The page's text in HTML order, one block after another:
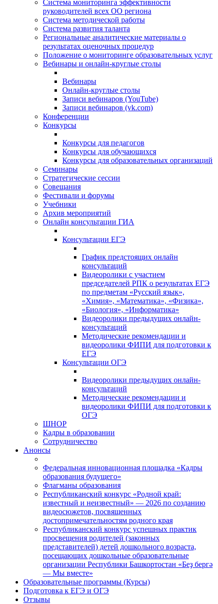
Система мониторинга эффективности
руководителей всех ОО региона
Система методической работы
Система развития таланта
Региональные аналитические материалы о
результатах оценочных процедур
Положение о мониторинге образовательных услуг
Вебинары и онлайн-круглые столы
Вебинары
Онлайн-круглые столы
Записи вебинаров (YouTube)
Записи вебинаров (vk.com)
Конференции
Конкурсы
Конкурсы для педагогов
Конкурсы для обучающихся
Конкурсы для образовательных организаций
Семинары
Стратегические сессии
Совещания
Фестивали и форумы
Учебники
Архив мероприятий
Онлайн консультации ГИА
Консультации ЕГЭ
График предстоящих онлайн
консультаций
Видеоролики с участием
председателей РПК о результатах ЕГЭ
по предметам «Русский язык»,
«Химия», «Математика», «Физика»,
«Биология», «Информатика»
Видеоролики предыдущих онлайн-
консультаций
Методические рекомендации и
видеоролики ФИПИ для подготовки к
ЕГЭ
Консультации ОГЭ
Видеоролики предыдущих онлайн-
консультаций
Методические рекомендации и
видеоролики ФИПИ для подготовки к
ОГЭ
ШНОР
Кадры в образовании
Сотрудничество
Анонсы
Федеральная инновационная площадка «Кадры
образования будущего»
Флагманы образования
Республиканский конкурс «Родной край:
известный и неизвестный» — 2026 по созданию
видеосюжетов, посвященных
достопримечательностям родного края
Республиканский конкурс успешных практик
просвещения родителей (законных
представителей) детей дошкольного возраста,
посещающих дошкольные образовательные
организации Республики Башкортостан «Беҙ бергә
— Мы вместе»
Образовательные программы (Курсы)
Подготовка к ЕГЭ и ОГЭ
Отзывы